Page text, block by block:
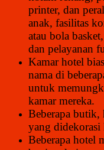
printer, dan
anak, fasilitas
atau bola
dan pelayanan
Kamar hotel
nama di
untuk
kamar mereka.
Beberapa butik,
yang didekorasi
Beberapa hotel